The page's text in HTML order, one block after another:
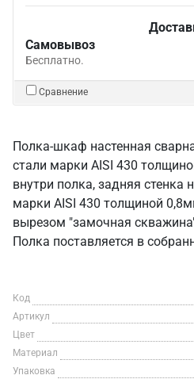
Самовывоз
Бесплатно.
Сравнение
Полка-шкаф настенная
стали марки AISI 430
внутри полка, задняя
марки AISI 430 толщиной
вырезом "замочная
Полка поставляется в
Код
Артикул
Цвет
Материал
Упаковка